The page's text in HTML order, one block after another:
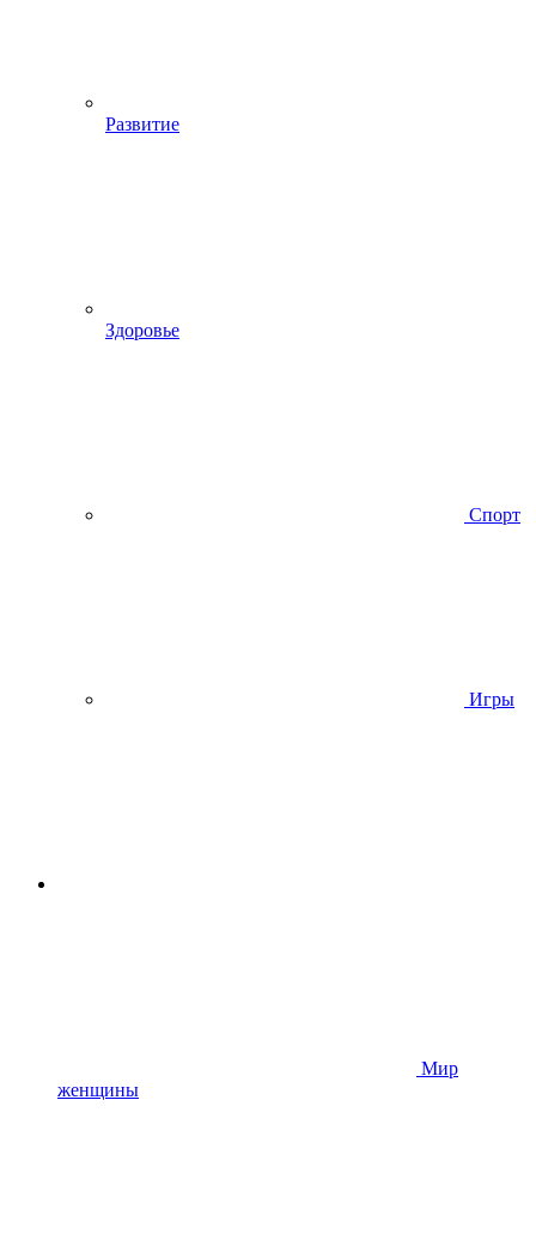
Развитие
Здоровье
Спорт
Игры
Мир
женщины